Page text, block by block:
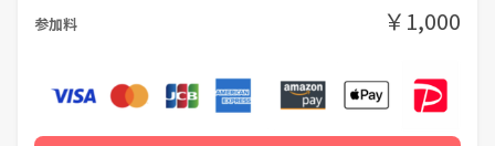
- 当日の進行は、やむを得ない事情により予定と変わることがありま
す。あらかじめご了承ください。
参加料 ￥1,000